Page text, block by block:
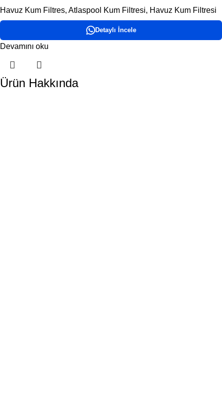
Havuz Kum Filtres, Atlaspool Kum Filtresi, Havuz Kum Filtresi
Detaylı İncele
Devamını oku
Ürün Hakkında